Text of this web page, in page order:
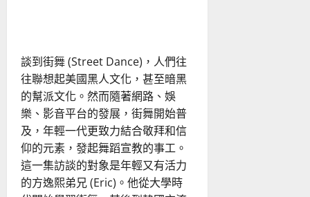
談到街舞 (Street Dance)，人們往
往聯想起美國黑人文化，甚至暗黑
的幫派文化。然而隨著網路、娛
樂、影音平台的發展，街舞開始普
及，年輕一代更致力結合敬拜和信
仰的元素，發起舞蹈宣教的事工。
這一集訪談的對象是年輕又有活力
的方逸熙弟兄 (Eric)。他從大學時